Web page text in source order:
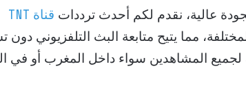
عالية، نقدم لكم أحدث ترددات
قناة TNT
مما يتيح متابعة البث التلفزيوني
لجميع المشاهدين سواء داخل المغرب أو في